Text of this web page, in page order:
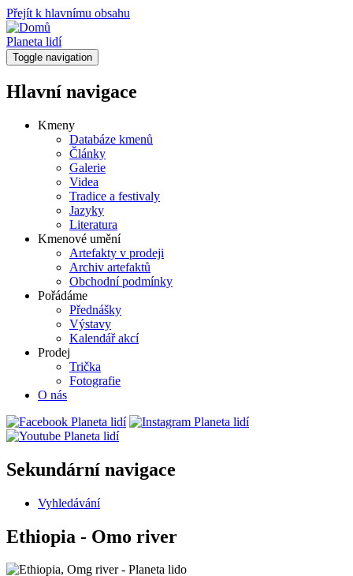
Přejít k hlavnímu obsahu
Planeta lidí
Toggle navigation
Hlavní navigace
Kmeny
Databáze kmenů
Články
Galerie
Videa
Tradice a festivaly
Jazyky
Literatura
Kmenové umění
Artefakty v prodeji
Archiv artefaktů
Obchodní podmínky
Pořádáme
Přednášky
Výstavy
Kalendář akcí
Prodej
Trička
Fotografie
O nás
Sekundární navigace
Vyhledávání
Ethiopia - Omo river